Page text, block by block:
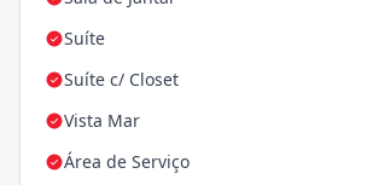
Suíte
Suíte c/ Closet
Vista Mar
Área de Serviço